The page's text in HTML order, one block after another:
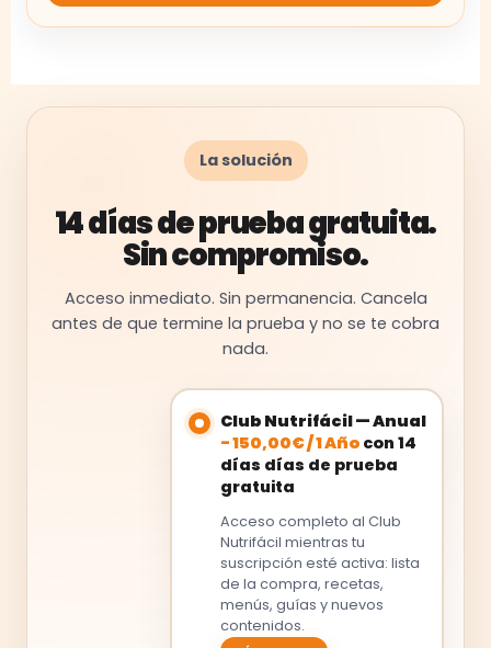
La solución
14 días de prueba gratuita.
Sin compromiso.
Acceso inmediato. Sin permanencia. Cancela
antes de que termine la prueba y no se te cobra
nada.
Club Nutrifácil — Anual
-150,00€/1 Año con 14
días días de prueba
gratuita
Acceso completo al Club
Nutrifácil mientras tu
suscripción esté activa: lista
de la compra, recetas,
menús, guías y nuevos
contenidos.